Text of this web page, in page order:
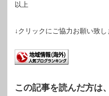
以上
↓クリックにご協力お願い致し
この記事を読んだ方は